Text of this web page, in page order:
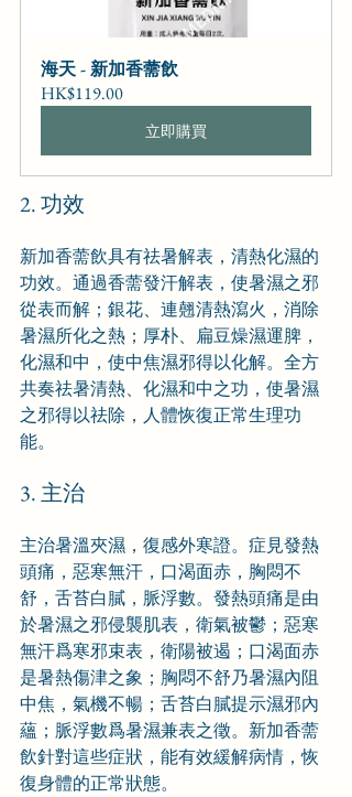
海天 - 新加香薷飲
HK$119.00
立即購買
2. 功效
新加香薷飲具有祛暑解表，清熱化濕的
功效。通過香薷發汗解表，使暑濕之邪
從表而解；銀花、連翹清熱瀉火，消除
暑濕所化之熱；厚朴、扁豆燥濕運脾，
化濕和中，使中焦濕邪得以化解。全方
共奏祛暑清熱、化濕和中之功，使暑濕
之邪得以祛除，人體恢復正常生理功
能。
3. 主治
主治暑溫夾濕，復感外寒證。症見發熱
頭痛，惡寒無汗，口渴面赤，胸悶不
舒，舌苔白膩，脈浮數。發熱頭痛是由
於暑濕之邪侵襲肌表，衛氣被鬱；惡寒
無汗爲寒邪束表，衛陽被遏；口渴面赤
是暑熱傷津之象；胸悶不舒乃暑濕內阻
中焦，氣機不暢；舌苔白膩提示濕邪內
蘊；脈浮數爲暑濕兼表之徵。新加香薷
飲針對這些症狀，能有效緩解病情，恢
復身體的正常狀態。